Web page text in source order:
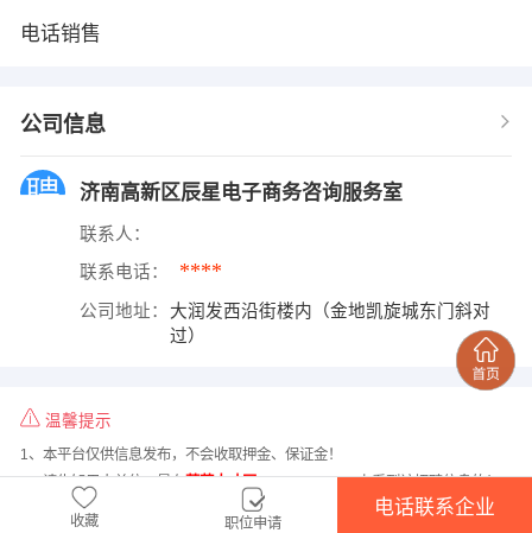
电话销售
公司信息
济南高新区辰星电子商务咨询服务室
联系人：
联系电话： ****
公司地址：
大润发西沿街楼内（金地凯旋城东门斜对
过）
温馨提示
1、本平台仅供信息发布，不会收取押金、保证金！
2、请告知用人单位，是在莱芜人才网www.32wu.com上看到该招聘信息的！
收藏 职位申请
电话联系企业